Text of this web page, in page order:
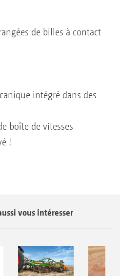
de billes à contact
intégré dans des
boîte de vitesses
!
vous intéresser